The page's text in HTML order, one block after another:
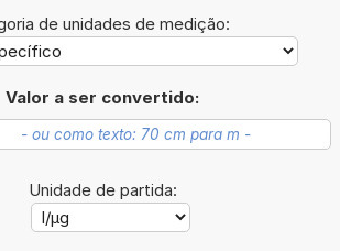
de unidades de medição:
Valor a ser convertido:
Unidade de partida: